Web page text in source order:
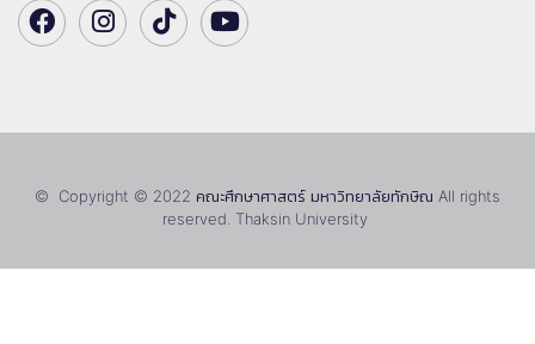
© Copyright © 2022 คณะศึกษาศาสตร์ มหาวิทยาลัยทักษิณ All rights
reserved. Thaksin University